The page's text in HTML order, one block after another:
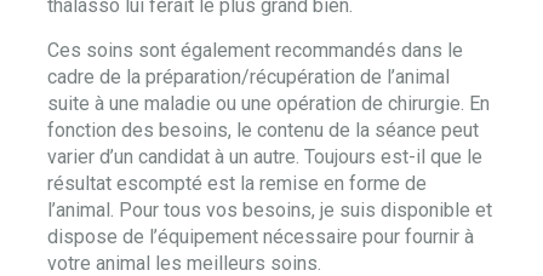
thalasso lui ferait le plus grand bien.
Ces soins sont également recommandés dans le
cadre de la préparation/récupération de l’animal
suite à une maladie ou une opération de chirurgie. En
fonction des besoins, le contenu de la séance peut
varier d’un candidat à un autre. Toujours est-il que le
résultat escompté est la remise en forme de
l’animal. Pour tous vos besoins, je suis disponible et
dispose de l’équipement nécessaire pour fournir à
votre animal les meilleurs soins.